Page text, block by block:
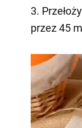
3.
przez 45